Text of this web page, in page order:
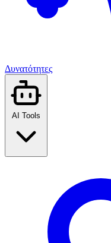
Δυνατότητες
AI Tools